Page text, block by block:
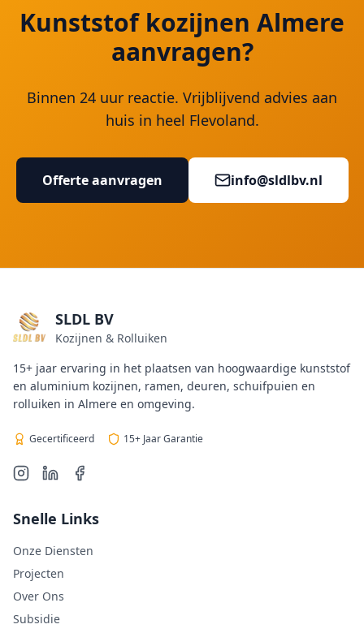
Kunststof kozijnen Almere
aanvragen?
Binnen 24 uur reactie. Vrijblijvend advies aan
huis in heel Flevoland.
Offerte aanvragen info@sldlbv.nl
SLDL BV
Kozijnen & Rolluiken
15+ jaar ervaring in het plaatsen van hoogwaardige kunststof
en aluminium kozijnen, ramen, deuren, schuifpuien en
rolluiken in Almere en omgeving.
Gecertificeerd 15+ Jaar Garantie
Snelle Links
Onze Diensten
Projecten
Over Ons
Subsidie